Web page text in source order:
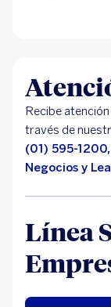
Recibe
través de
(01) 595-
Negocios y
Línea